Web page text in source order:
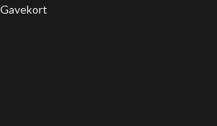
Gavekort